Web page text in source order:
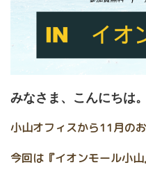
みなさま、こんにちは。
小山オフィスから11月の
今回は『イオンモール小山